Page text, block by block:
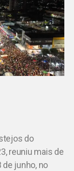
do
reuniu mais de
de junho, no